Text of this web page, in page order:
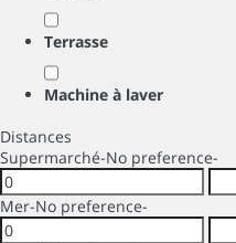
Terrasse
Machine à laver
Distances
Supermarché-No preference-
Mer-No preference-